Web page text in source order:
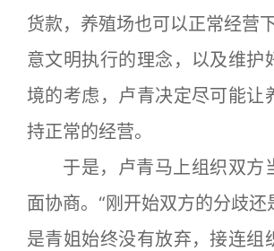
货款，养殖场也可以正常经营
意文明执行的理念，以及维护
境的考虑，卢青决定尽可能让
持正常的经营。
于是，卢青马上组织双方
面协商。“刚开始双方的分歧还
是青姐始终没有放弃，接连组